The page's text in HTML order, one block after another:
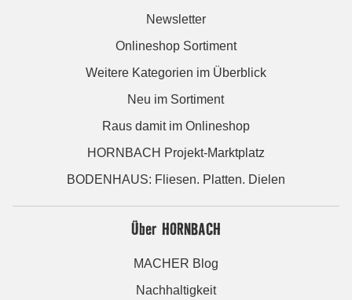
Newsletter
Onlineshop Sortiment
Weitere Kategorien im Überblick
Neu im Sortiment
Raus damit im Onlineshop
HORNBACH Projekt-Marktplatz
BODENHAUS: Fliesen. Platten. Dielen
Über HORNBACH
MACHER Blog
Nachhaltigkeit